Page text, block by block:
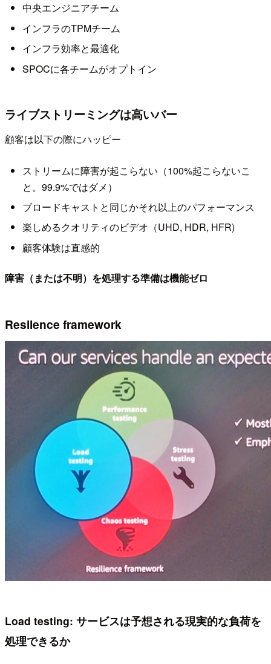
中央エンジニアチーム
インフラのTPMチーム
インフラ効率と最適化
SPOCに各チームがオプトイン
ライブストリーミングは高いバー
顧客は以下の際にハッピー
ストリームに障害が起こらない（100%起こらないこ
と。99.9%ではダメ）
ブロードキャストと同じかそれ以上のパフォーマンス
楽しめるクオリティのビデオ（UHD, HDR, HFR)
顧客体験は直感的
障害（または不明）を処理する準備は機能ゼロ
Resilence framework
Load testing: サービスは予想される現実的な負荷を
処理できるか